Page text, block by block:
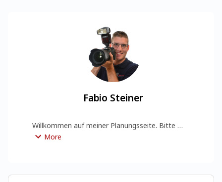
Fabio Steiner
Willkommen auf meiner Planungsseite. Bitte
befolge die Anweisungen, um deinen Fototermin
die Terminreservation abzuschliessen.
More